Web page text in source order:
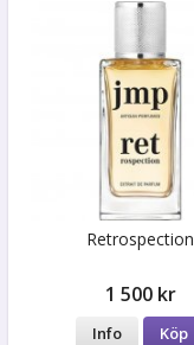
Retrospection
1 500 kr
Info Köp